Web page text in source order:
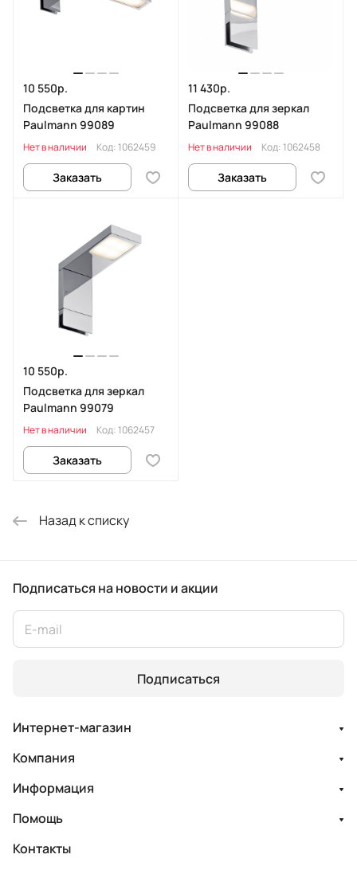
10 550р.
Подсветка для картин
Paulmann 99089
Нет в наличии Код: 1062459
Заказать
11 430р.
Подсветка для зеркал
Paulmann 99088
Нет в наличии Код: 1062458
Заказать
10 550р.
Подсветка для зеркал
Paulmann 99079
Нет в наличии Код: 1062457
Заказать
Назад к списку
Подписаться на новости и акции
Подписаться
Интернет-магазин
Компания
Информация
Помощь
Контакты